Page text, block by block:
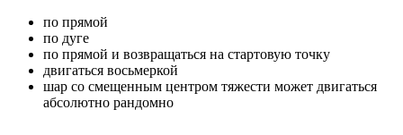
по прямой
по дуге
по прямой и возвращаться на стартовую точку
двигаться восьмеркой
шар со смещенным центром тяжести может двигаться
абсолютно рандомно